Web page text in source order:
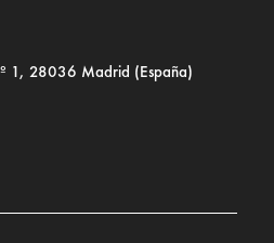
1, 28036 Madrid (España)